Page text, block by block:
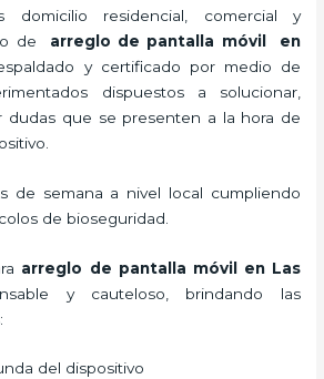
domicilio residencial, comercial y
de arreglo de pantalla móvil
en
y certificado por medio de
dispuestos a solucionar,
dudas que se presenten a la hora de
de semana a nivel local cumpliendo
de bioseguridad.
arreglo de pantalla móvil en Las
y cauteloso, brindando las
del dispositivo